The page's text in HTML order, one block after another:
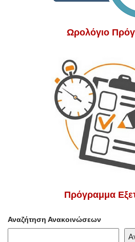
Ωρολόγιο
Πρόγραμμα
Αναζήτηση Ανακοινώσεων